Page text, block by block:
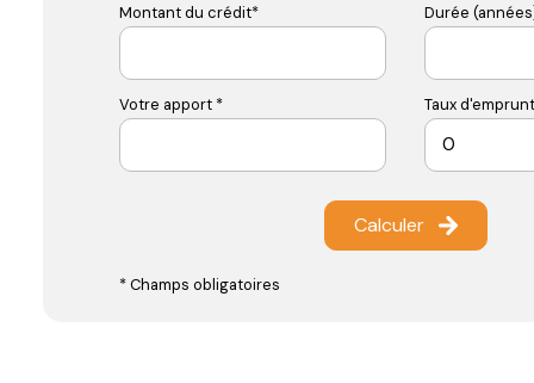
Montant du crédit* Durée
Votre apport * Taux
Calculer
* Champs obligatoires